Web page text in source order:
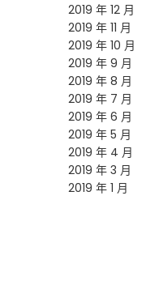
2019 年 12 月
2019 年 11 月
2019 年 10 月
2019 年 9 月
2019 年 8 月
2019 年 7 月
2019 年 6 月
2019 年 5 月
2019 年 4 月
2019 年 3 月
2019 年 1 月